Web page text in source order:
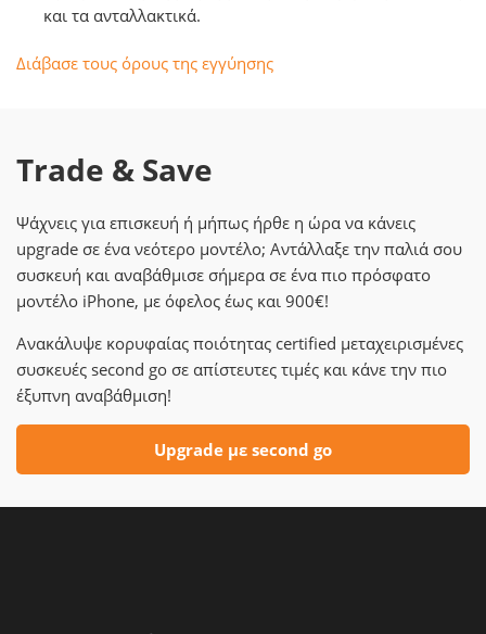
και τα ανταλλακτικά.
Διάβασε τους όρους της εγγύησης
Trade & Save
Ψάχνεις για επισκευή ή μήπως ήρθε η ώρα να κάνεις
upgrade σε ένα νεότερο μοντέλο; Αντάλλαξε την παλιά σου
συσκευή και αναβάθμισε σήμερα σε ένα πιο πρόσφατο
μοντέλο iPhone, με όφελος έως και 900€!
Ανακάλυψε κορυφαίας ποιότητας certified μεταχειρισμένες
συσκευές second go σε απίστευτες τιμές και κάνε την πιο
έξυπνη αναβάθμιση!
Upgrade με second go